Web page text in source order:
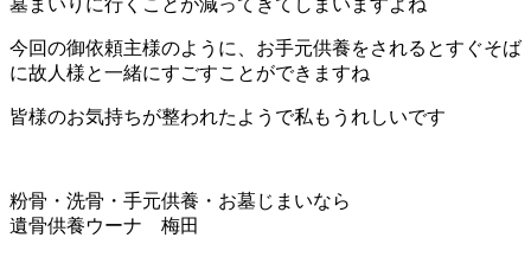
今回の御依頼主様のように、お手元供養をされるとすぐそば
に故人様と一緒にすごすことができますね
皆様のお気持ちが整われたようで私もうれしいです
粉骨・洗骨・手元供養・お墓じまいなら
遺骨供養ウーナ 梅田